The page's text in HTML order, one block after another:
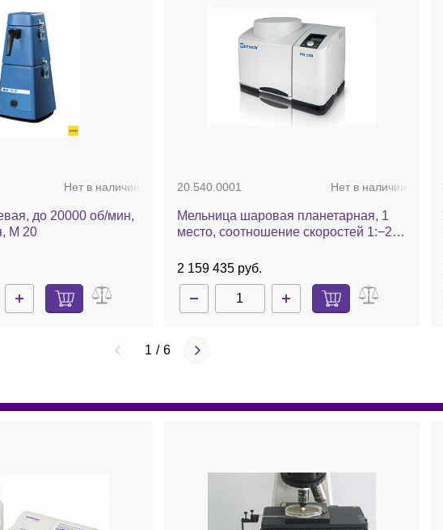
Нет в наличии
до 20000 об/мин,
М 20
20.540.0001 Нет в наличии
Мельница шаровая планетарная, 1
место, соотношение скоростей 1:−2,
2 159 435 руб.
1 / 6